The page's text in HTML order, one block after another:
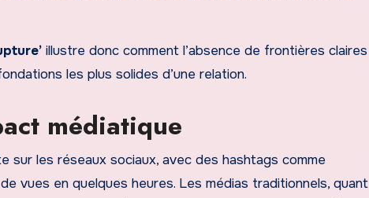
illustre donc comment l’absence de frontières claires
les plus solides d’une relation.
médiatique
sur les réseaux sociaux, avec des hashtags comme
vues en quelques heures. Les médias traditionnels, quant